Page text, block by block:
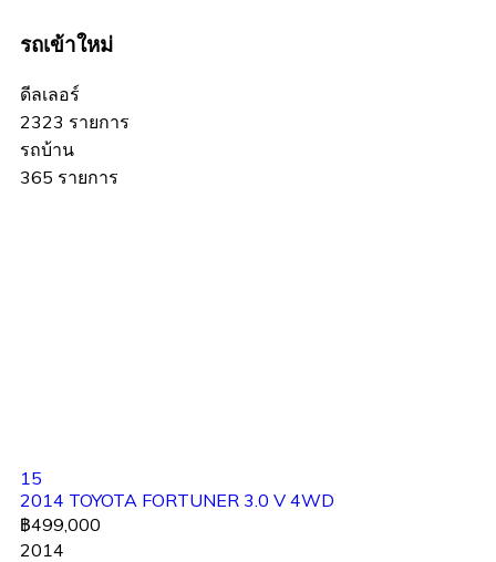
รถเข้าใหม่
ดีลเลอร์
2323 รายการ
รถบ้าน
365 รายการ
15
2014 TOYOTA FORTUNER 3.0 V 4WD
฿499,000
2014